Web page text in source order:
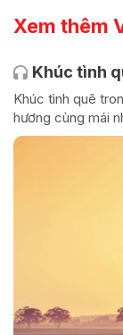
Xem thêm
Khúc tình
Khúc tình quê
hương cùng mái